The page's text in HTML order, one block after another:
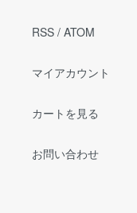
RSS / ATOM
マイアカウント
カートを見る
お問い合わせ